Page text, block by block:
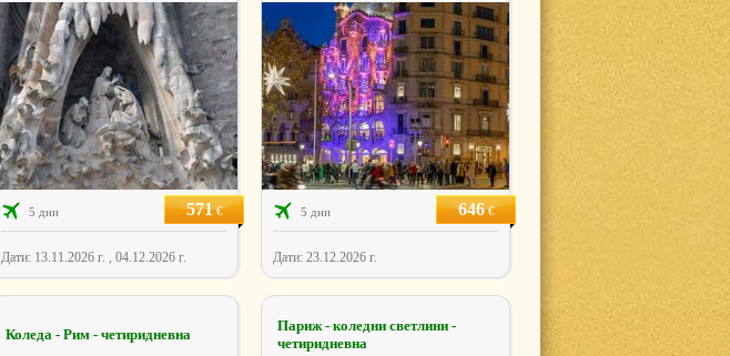
5 дни 571€
Дати: 13.11.2026 г. , 04.12.2026 г.
5 дни 646€
Дати: 23.12.2026 г.
Коледа - Рим - четиридневна
Париж - коледни светлини -
четиридневна